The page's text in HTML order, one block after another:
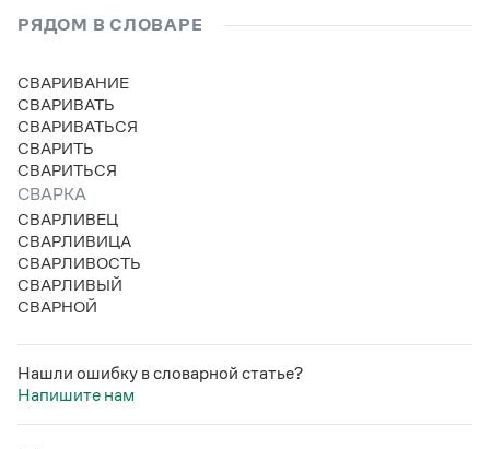
Научпоп
Все книги
РЯДОМ В СЛОВАРЕ
СВАРИВАНИЕ
СВАРИВАТЬ
СВАРИВАТЬСЯ
СВАРИТЬ
СВАРИТЬСЯ
СВАРКА
СВАРЛИВЕЦ
СВАРЛИВИЦА
СВАРЛИВОСТЬ
СВАРЛИВЫЙ
СВАРНОЙ
Нашли ошибку в словарной статье?
Напишите нам